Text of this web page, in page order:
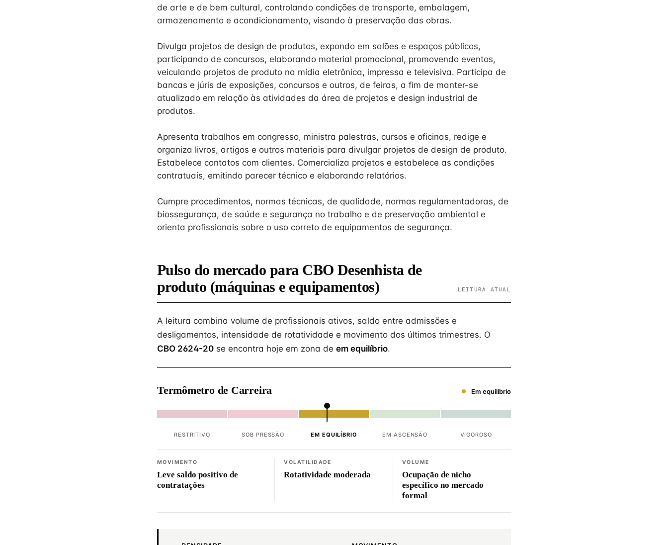
de arte e de bem cultural, controlando condições de transporte, embalagem,
armazenamento e acondicionamento, visando à preservação das obras.
Divulga projetos de design de produtos, expondo em salões e espaços públicos,
participando de concursos, elaborando material promocional, promovendo eventos,
veiculando projetos de produto na mídia eletrônica, impressa e televisiva. Participa de
bancas e júris de exposições, concursos e outros, de feiras, a fim de manter-se
atualizado em relação às atividades da área de projetos e design industrial de
produtos.
Apresenta trabalhos em congresso, ministra palestras, cursos e oficinas, redige e
organiza livros, artigos e outros materiais para divulgar projetos de design de produto.
Estabelece contatos com clientes. Comercializa projetos e estabelece as condições
contratuais, emitindo parecer técnico e elaborando relatórios.
Cumpre procedimentos, normas técnicas, de qualidade, normas regulamentadoras, de
biossegurança, de saúde e segurança no trabalho e de preservação ambiental e
orienta profissionais sobre o uso correto de equipamentos de segurança.
Pulso do mercado para CBO Desenhista de
produto (máquinas e equipamentos)
LEITURA ATUAL
A leitura combina volume de profissionais ativos, saldo entre admissões e
desligamentos, intensidade de rotatividade e movimento dos últimos trimestres. O
CBO 2624-20 se encontra hoje em zona de em equilíbrio.
Termômetro de Carreira Em equilíbrio
RESTRITIVO SOB PRESSÃO EM EQUILÍBRIO EM ASCENSÃO VIGOROSO
MOVIMENTO
Leve saldo positivo de
contratações
VOLATILIDADE
Rotatividade moderada
VOLUME
Ocupação de nicho
específico no mercado
formal